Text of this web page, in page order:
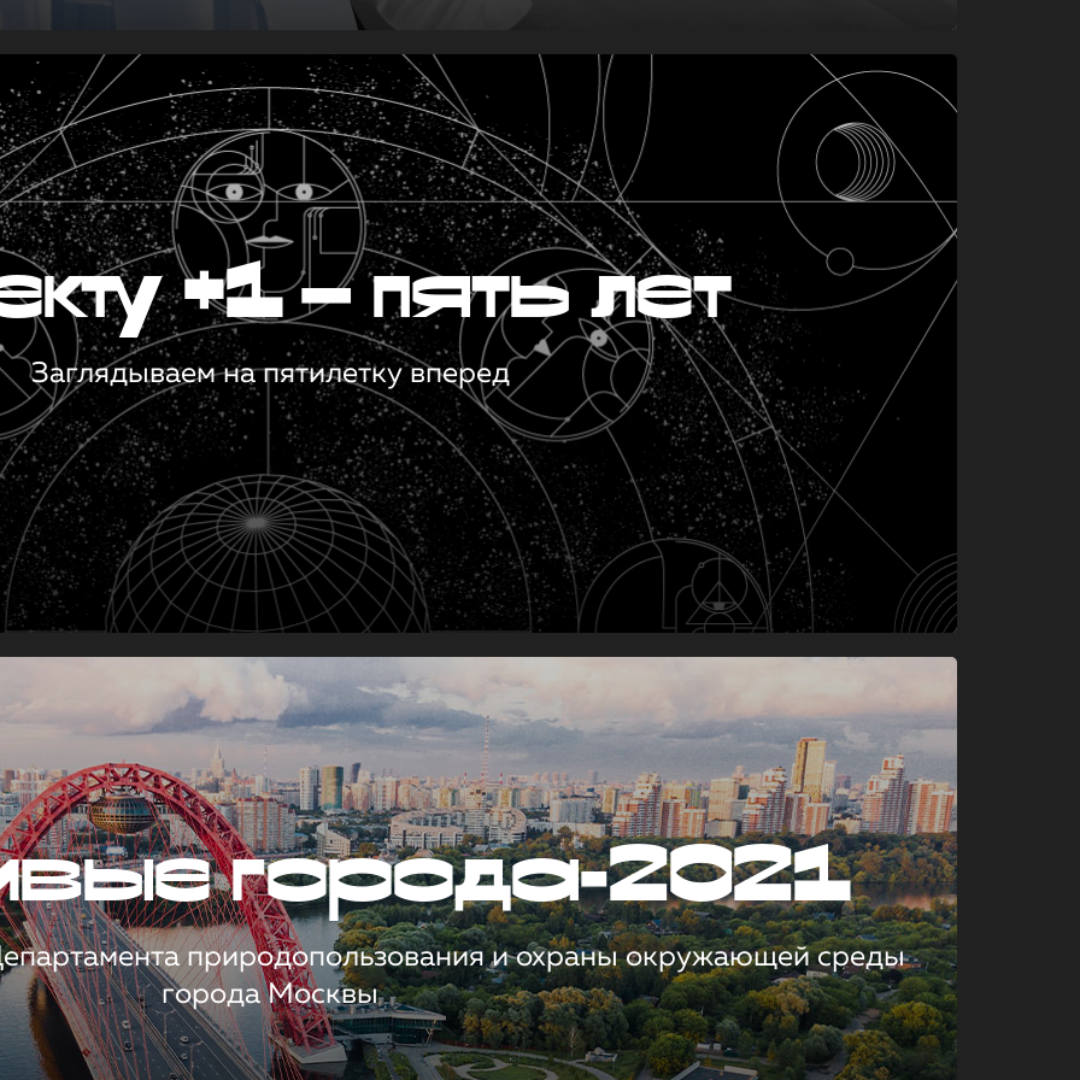
+1 — пять лет
Заглядываем на пятилетку вперед
города-2021
природопользования и охраны окружающей среды
города Москвы